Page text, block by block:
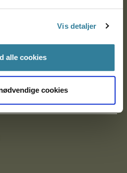
Vis detaljer
alle cookies
cookies